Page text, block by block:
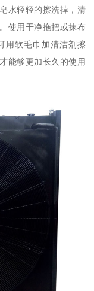
水轻轻的擦洗掉，清
使用干净拖把或抹布
用软毛巾加清洁剂擦
能够更加长久的使用